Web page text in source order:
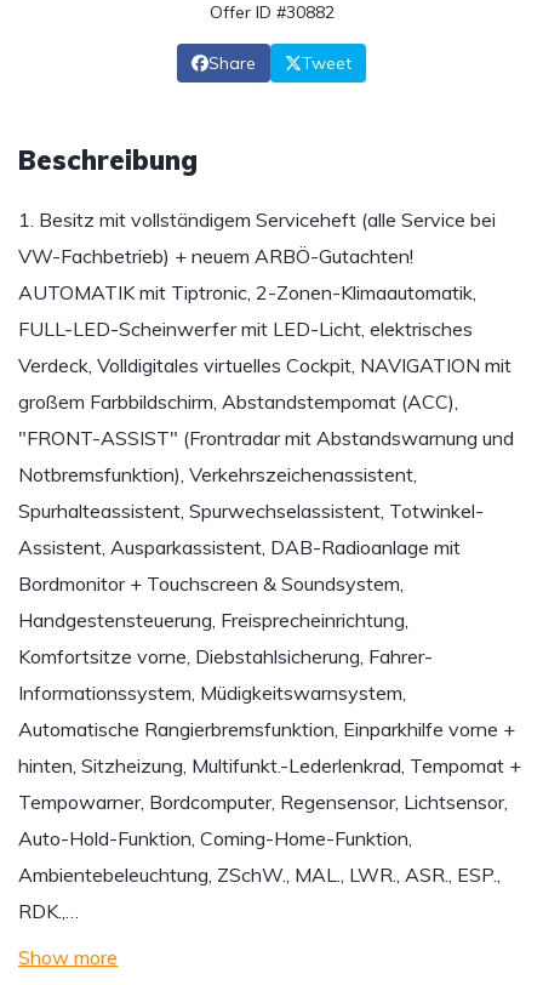
Offer ID #30882
Share Tweet
Beschreibung
1. Besitz mit vollständigem Serviceheft (alle Service bei
VW-Fachbetrieb) + neuem ARBÖ-Gutachten!
AUTOMATIK mit Tiptronic, 2-Zonen-Klimaautomatik,
FULL-LED-Scheinwerfer mit LED-Licht, elektrisches
Verdeck, Volldigitales virtuelles Cockpit, NAVIGATION mit
großem Farbbildschirm, Abstandstempomat (ACC),
"FRONT-ASSIST" (Frontradar mit Abstandswarnung und
Notbremsfunktion), Verkehrszeichenassistent,
Spurhalteassistent, Spurwechselassistent, Totwinkel-
Assistent, Ausparkassistent, DAB-Radioanlage mit
Bordmonitor + Touchscreen & Soundsystem,
Handgestensteuerung, Freisprecheinrichtung,
Komfortsitze vorne, Diebstahlsicherung, Fahrer-
Informationssystem, Müdigkeitswarnsystem,
Automatische Rangierbremsfunktion, Einparkhilfe vorne +
hinten, Sitzheizung, Multifunkt.-Lederlenkrad, Tempomat +
Tempowarner, Bordcomputer, Regensensor, Lichtsensor,
Auto-Hold-Funktion, Coming-Home-Funktion,
Ambientebeleuchtung, ZSchW., MAL., LWR., ASR., ESP.,
RDK.,…
Show more